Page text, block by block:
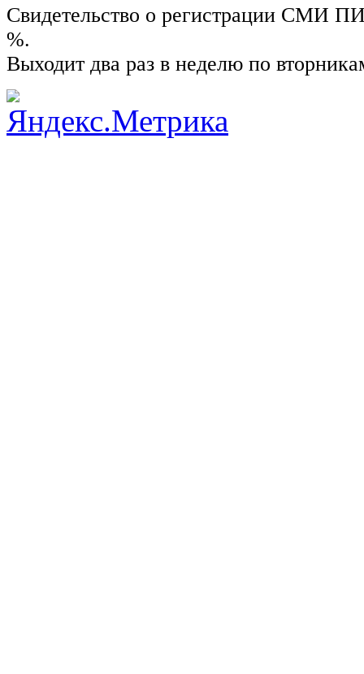
Свидетельство о регистрации СМИ
%.
Выходит два раз в неделю по